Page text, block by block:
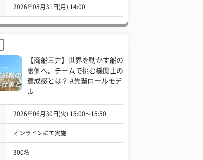
2026年08月31日(月) 14:00
【商船三井】世界を動かす船の
裏側へ。チームで挑む機関士の
達成感とは？ #先輩ロールモデ
ル
2026年06月30日(火) 15:00〜15:50
オンラインにて実施
300名